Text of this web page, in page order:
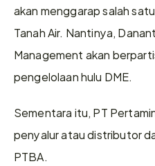
akan menggarap salah
Tanah Air. Nantinya,
Management akan
pengelolaan hulu DME.
Sementara itu, PT
penyalur atau distributor
PTBA.